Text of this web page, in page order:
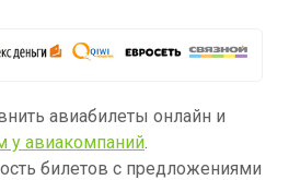
авиабилеты онлайн и
у авиакомпаний.
билетов с предложениями